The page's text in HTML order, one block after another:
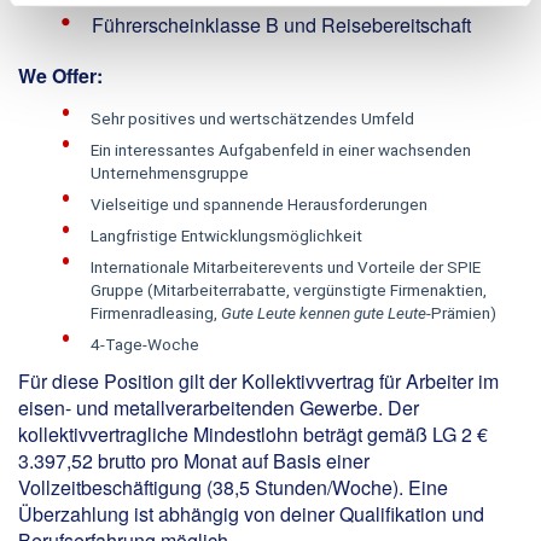
Führerscheinklasse B und Reisebereitschaft
We Offer:
Sehr positives und wertschätzendes Umfeld
Ein interessantes Aufgabenfeld in einer wachsenden
Unternehmensgruppe
Vielseitige und spannende Herausforderungen
Langfristige Entwicklungsmöglichkeit
Internationale Mitarbeiterevents und Vorteile der SPIE
Gruppe (Mitarbeiterrabatte, vergünstigte Firmenaktien,
Firmenradleasing, Gute Leute kennen gute Leute-Prämien)
4-Tage-Woche
Für diese Position gilt der Kollektivvertrag für Arbeiter im
eisen- und metallverarbeitenden Gewerbe. Der
kollektivvertragliche Mindestlohn beträgt gemäß LG 2 €
3.397,52 brutto pro Monat auf Basis einer
Vollzeitbeschäftigung (38,5 Stunden/Woche). Eine
Überzahlung ist abhängig von deiner Qualifikation und